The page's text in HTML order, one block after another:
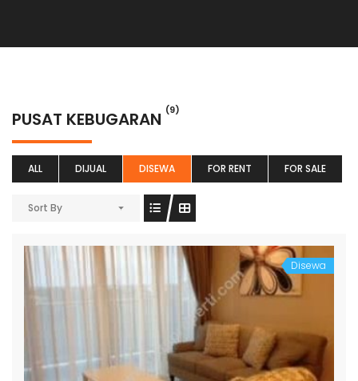
PUSAT KEBUGARAN (9)
ALL DIJUAL DISEWA FOR RENT FOR SALE
Sort By
Disewa